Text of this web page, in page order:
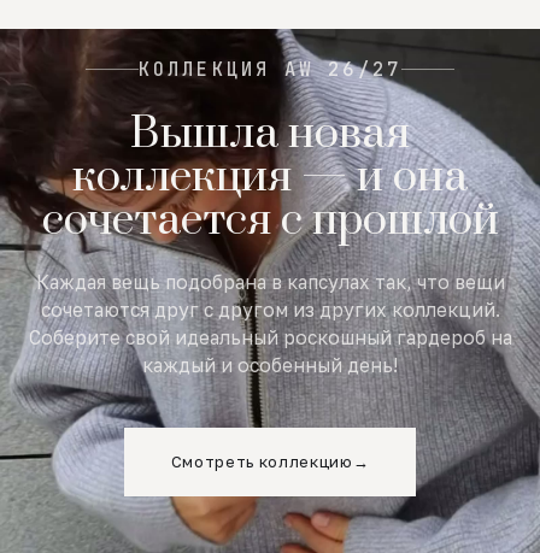
КОЛЛЕКЦИЯ AW 26/27
Вышла новая
коллекция — и она
сочетается с прошлой
Каждая вещь подобрана в капсулах так, что вещи
сочетаются друг с другом из других коллекций.
Соберите свой идеальный роскошный гардероб на
каждый и особенный день!
Смотреть коллекцию →